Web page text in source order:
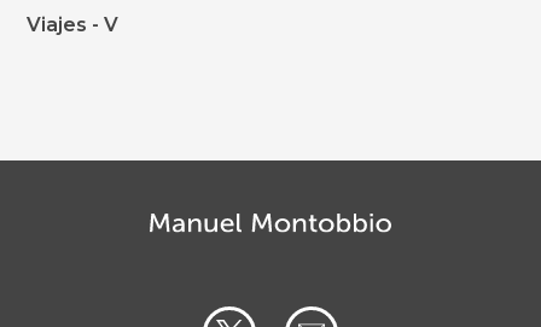
Viajes - V